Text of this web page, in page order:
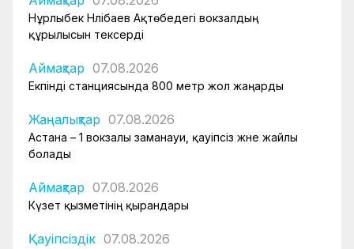
Нұрлыбек Нәлібаев Ақтөбедегі вокзалдың
құрылысын тексерді
Аймақтар 07.08.2026
Екпінді станциясында 800 метр жол жаңарды
Жаңалықтар 07.08.2026
Астана – 1 вокзалы заманауи, қауіпсіз және жайлы
болады
Аймақтар 07.08.2026
Күзет қызметінің қырандары
Қауіпсіздік 07.08.2026